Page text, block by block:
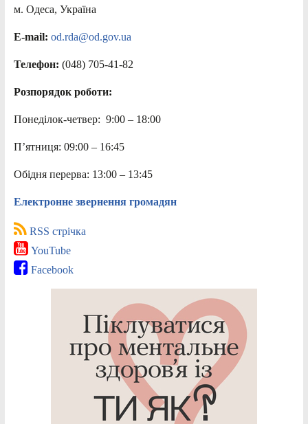
м. Одеса, Україна
E-mail: od.rda@od.gov.ua
Телефон: (048) 705-41-82
Розпорядок роботи:
Понеділок-четвер: 9:00 – 18:00
П’ятниця: 09:00 – 16:45
Обідня перерва: 13:00 – 13:45
Електронне звернення громадян
RSS стрічка
YouTube
Facebook